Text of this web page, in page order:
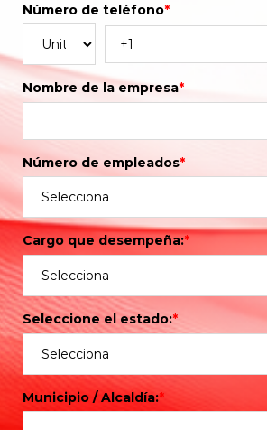
Número de teléfono*
Nombre de la empresa*
Número de empleados*
Cargo que desempeña:*
Seleccione el estado:*
Municipio / Alcaldía:*